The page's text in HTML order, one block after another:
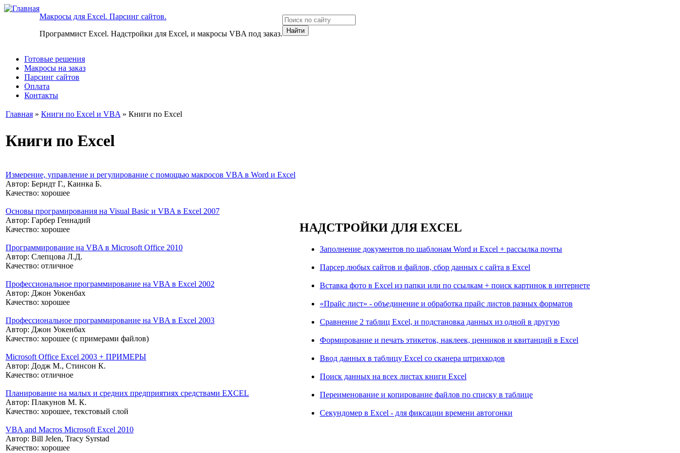
Макросы для Excel. Парсинг сайтов.
Программист Excel. Надстройки для Excel, и макросы VBA под заказ.
Готовые решения
Макросы на заказ
Парсинг сайтов
Оплата
Контакты
Главная » Книги по Excel и VBA » Книги по Excel
Книги по Excel
Измерение, управление и регулирование с помощью макросов VBA в Word и Excel
Автор: Берндт Г., Каинка Б.
Качество: хорошее
Основы програмирования на Visual Basic и VBA в Excel 2007
Автор: Гарбер Геннадий
Качество: хорошее
Программирование на VBA в Microsoft Office 2010
Автор: Слепцова Л.Д.
Качество: отличное
Профессиональное программирование на VBA в Excel 2002
Автор: Джон Уокенбах
Качество: хорошее
Профессиональное программирование на VBA в Excel 2003
Автор: Джон Уокенбах
Качество: хорошее (с примерами файлов)
Microsoft Office Excel 2003 + ПРИМЕРЫ
Автор: Додж М., Стинсон К.
Качество: отличное
Планирование на малых и средних предприятиях средствами EXCEL
Автор: Плакунов М. К.
Качество: хорошее, текстовый слой
VBA and Macros Microsoft Excel 2010
Автор: Bill Jelen, Tracy Syrstad
Качество: хорошее
НАДСТРОЙКИ ДЛЯ EXCEL
Заполнение документов по шаблонам Word и Excel + рассылка почты
Парсер любых сайтов и файлов, сбор данных с сайта в Excel
Вставка фото в Excel из папки или по ссылкам + поиск картинок в интернете
«Прайс лист» - объединение и обработка прайс листов разных форматов
Сравнение 2 таблиц Excel, и подстановка данных из одной в другую
Формирование и печать этикеток, наклеек, ценников и квитанций в Excel
Ввод данных в таблицу Excel со сканера штрихкодов
Поиск данных на всех листах книги Excel
Переименование и копирование файлов по списку в таблице
Секундомер в Excel - для фиксации времени автогонки